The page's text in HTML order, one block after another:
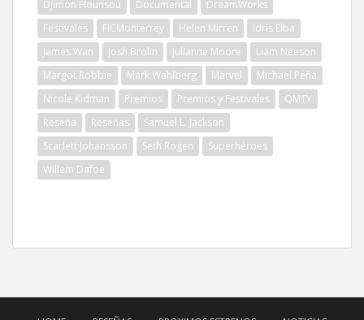
Djimon Hounsou
Documental
DreamWorks
Festivales
FICMonterrey Helen Mirren
Idris Elba
James Wan
Josh Brolin Julianne Moore
Liam Neeson
Margot Robbie
Mark Wahlberg Marvel
Michael Peña
Nicole Kidman
Premios Premios y Festivales
QMTY
Reseña
Reseñas
Samuel L. Jackson
Scarlett Johansson
Seth Rogen
Superhéroes
Willem Dafoe